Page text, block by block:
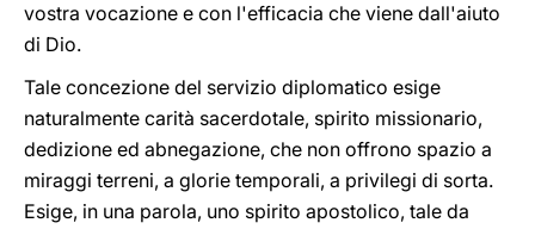
vostra vocazione e con l'efficacia che viene dall'aiuto
di Dio.
Tale concezione del servizio diplomatico esige
naturalmente carità sacerdotale, spirito missionario,
dedizione ed abnegazione, che non offrono spazio a
miraggi terreni, a glorie temporali, a privilegi di sorta.
Esige, in una parola, uno spirito apostolico, tale da